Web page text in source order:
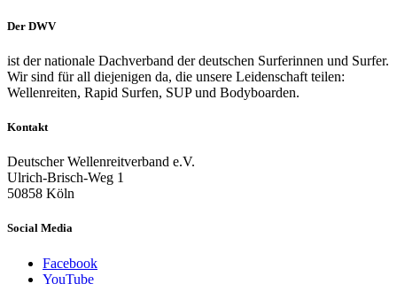
Der DWV
ist der nationale Dachverband der deutschen Surferinnen und Surfer.
Wir sind für all diejenigen da, die unsere Leidenschaft teilen:
Wellenreiten, Rapid Surfen, SUP und Bodyboarden.
Kontakt
Deutscher Wellenreitverband e.V.
Ulrich-Brisch-Weg 1
50858 Köln
Social Media
Facebook
YouTube